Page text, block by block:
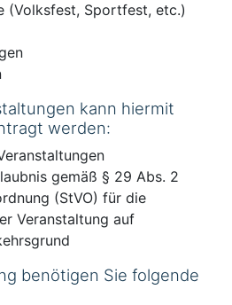
(Volksfest, Sportfest, etc.)
kann hiermit
werden:
gemäß § 29 Abs. 2
(StVO) für die
Veranstaltung auf
benötigen Sie folgende